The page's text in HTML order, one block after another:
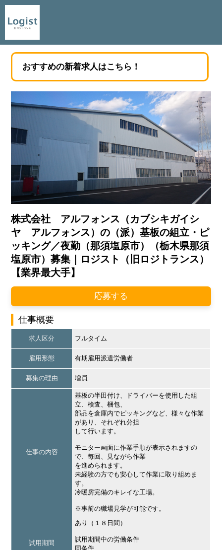
おすすめの新着求人はこちら！
株式会社 アルフォンス（カブシキガイシ
ヤ アルフォンス）の（派）基板の組立・ピ
ッキング／夜勤（那須塩原市）（栃木県那須
塩原市）募集｜ロジスト（旧ロジトランス）
【業界最大手】
応募する
仕事概要
求人区分 フルタイム
雇用形態 有期雇用派遣労働者
募集の理由 増員
仕事の内容
基板の半田付け、ドライバーを使用した組
立、検査、梱包、
部品を倉庫内でピッキングなど、様々な作業
があり、それぞれ分担
して行います。
モニター画面に作業手順が表示されますの
で、毎回、見ながら作業
を進められます。
未経験の方でも安心して作業に取り組めま
す。
冷暖房完備のキレイな工場。
※事前の職場見学が可能です。
試用期間
あり（１８日間）
試用期間中の労働条件
同条件